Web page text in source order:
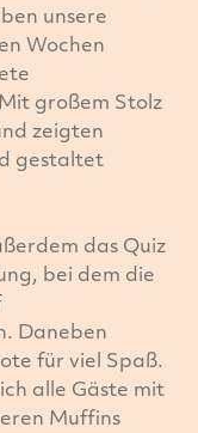
unsere
Wochen
großem Stolz
zeigten
gestaltet
das Quiz
bei dem die
Daneben
für viel Spaß.
alle Gäste mit
Muffins